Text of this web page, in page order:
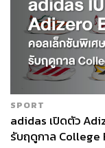
SPORT
adidas เปิดตัว
รับฤดูกาล